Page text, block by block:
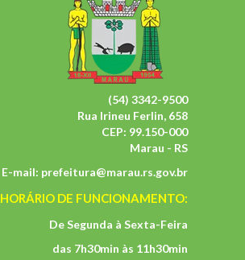
(54) 3342-9500
Rua Irineu Ferlin, 658
CEP: 99.150-000
Marau - RS
E-mail: prefeitura@marau.rs.gov.br
HORÁRIO DE FUNCIONAMENTO:
De Segunda à Sexta-Feira
das 7h30min às 11h30min